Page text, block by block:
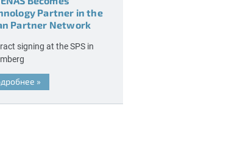
Partner in the
Partner Network
signing at the SPS in
»